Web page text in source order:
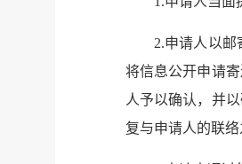
2.申请人以
将信息公开申请
人予以确认，并
复与申请人的联